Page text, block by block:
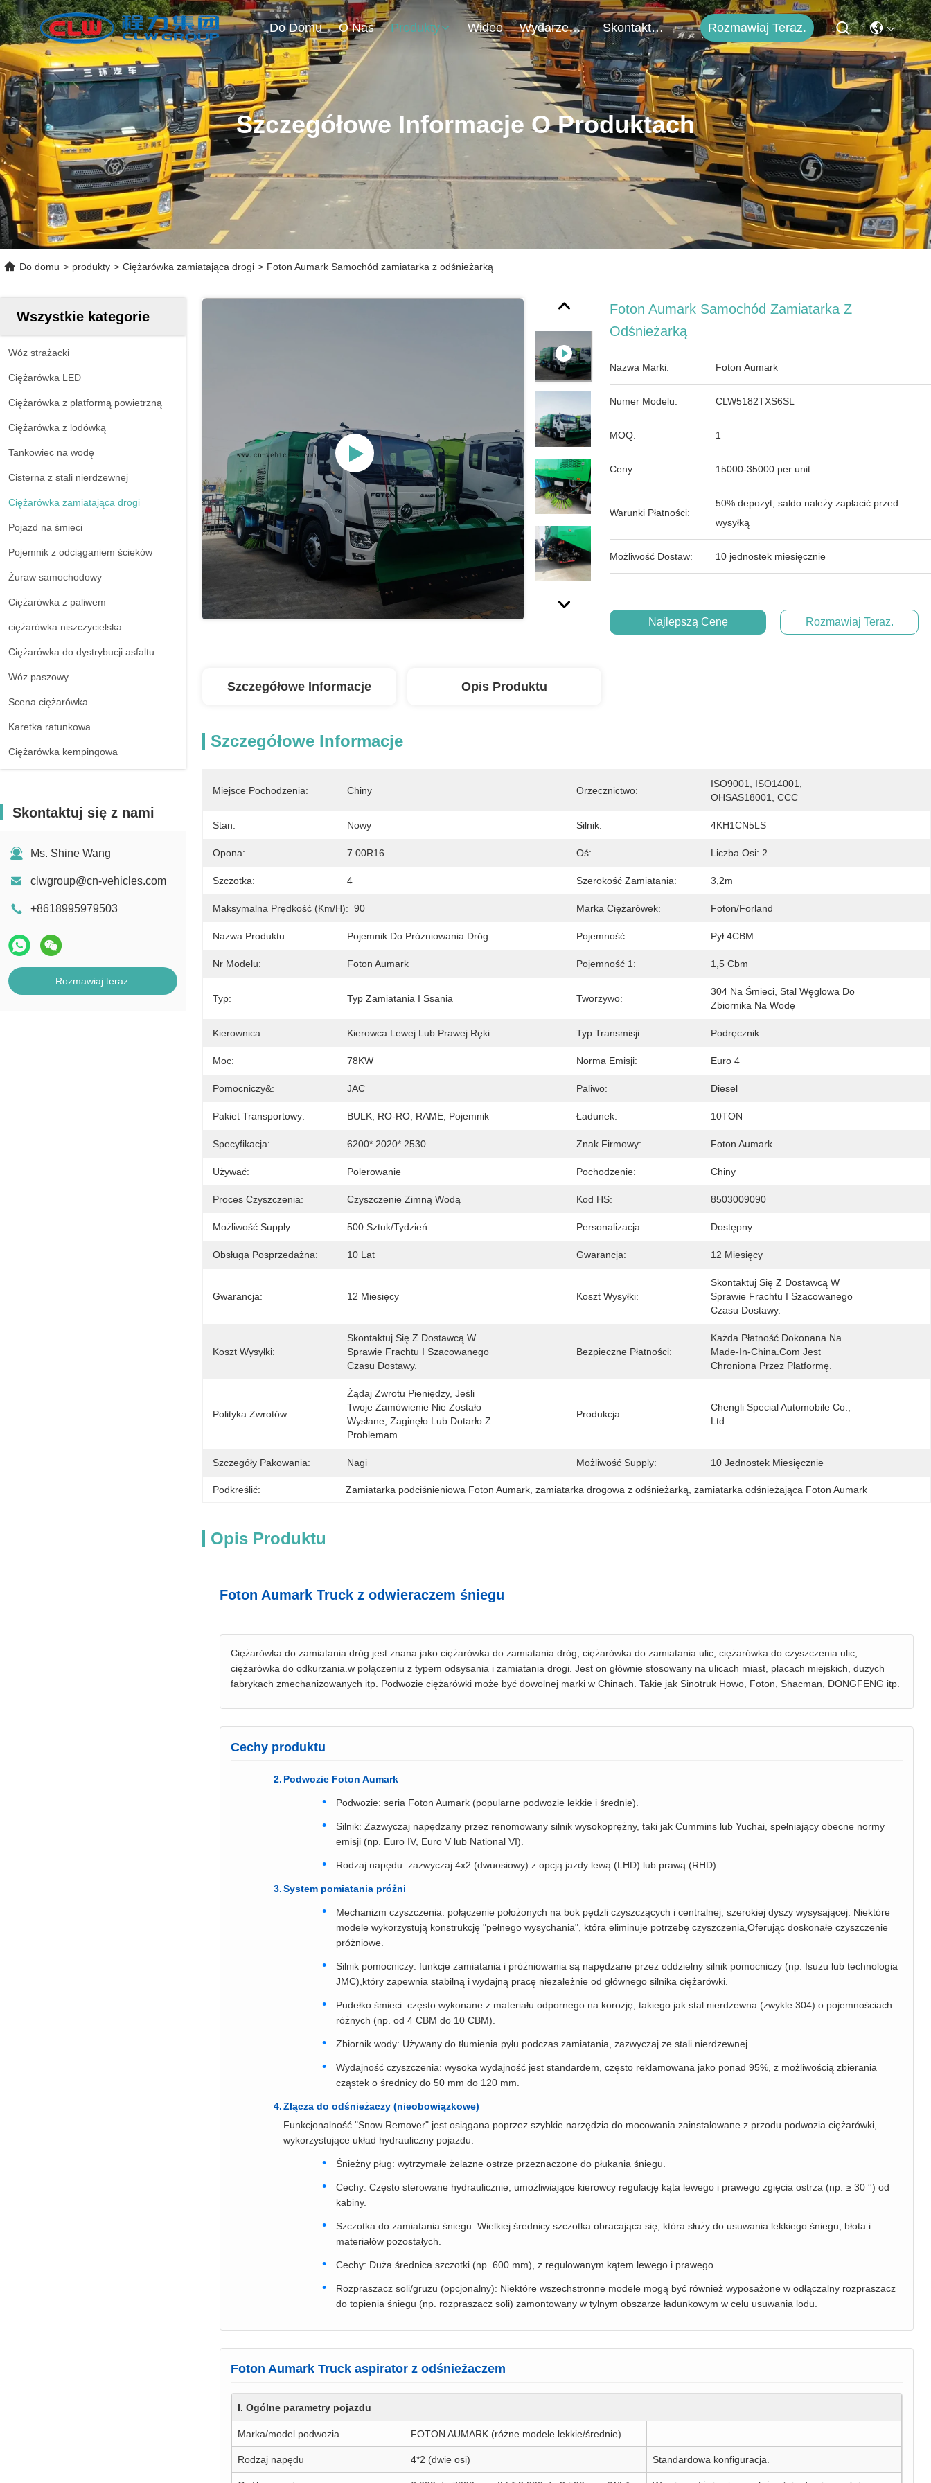
Do Domu O Nas Produkty Wideo Wydarzenia Skontaktuj Się Z Nami Rozmawiaj Teraz.
Szczegółowe Informacje O Produktach
Do domu > produkty > Ciężarówka zamiatająca drogi > Foton Aumark Samochód zamiatarka z odśnieżarką
Wszystkie kategorie
Wóz strażacki
Ciężarówka LED
Ciężarówka z platformą powietrzną
Ciężarówka z lodówką
Tankowiec na wodę
Cisterna z stali nierdzewnej
Ciężarówka zamiatająca drogi
Pojazd na śmieci
Pojemnik z odciąganiem ścieków
Żuraw samochodowy
Ciężarówka z paliwem
ciężarówka niszczycielska
Ciężarówka do dystrybucji asfaltu
Wóz paszowy
Scena ciężarówka
Karetka ratunkowa
Ciężarówka kempingowa
Skontaktuj się z nami
Ms. Shine Wang
clwgroup@cn-vehicles.com
+8618995979503
Rozmawiaj teraz.
Foton Aumark Samochód Zamiatarka Z
Odśnieżarką
Nazwa Marki: Foton Aumark
Numer Modelu: CLW5182TXS6SL
MOQ: 1
Ceny: 15000-35000 per unit
Warunki Płatności:
50% depozyt, saldo należy zapłacić przed
wysyłką
Możliwość Dostaw: 10 jednostek miesięcznie
Najlepszą Cenę Rozmawiaj Teraz.
Szczegółowe Informacje Opis Produktu
Szczegółowe Informacje
Miejsce Pochodzenia: Chiny Orzecznictwo:
ISO9001, ISO14001,
OHSAS18001, CCC
Stan: Nowy Silnik: 4KH1CN5LS
Opona: 7.00R16 Oś: Liczba Osi: 2
Szczotka: 4 Szerokość Zamiatania: 3,2m
Maksymalna Prędkość (km/h): 90 Marka Ciężarówek: Foton/Forland
Nazwa Produktu: Pojemnik Do Próżniowania Dróg Pojemność: Pył 4CBM
Nr Modelu: Foton Aumark Pojemność 1: 1,5 Cbm
Typ: Typ Zamiatania I Ssania Tworzywo:
304 Na Śmieci, Stal Węglowa Do
Zbiornika Na Wodę
Kierownica: Kierowca Lewej Lub Prawej Ręki Typ Transmisji: Podręcznik
Moc: 78KW Norma Emisji: Euro 4
Pomocniczy&: JAC Paliwo: Diesel
Pakiet Transportowy: BULK, RO-RO, RAME, Pojemnik Ładunek: 10TON
Specyfikacja: 6200* 2020* 2530 Znak Firmowy: Foton Aumark
Używać: Polerowanie Pochodzenie: Chiny
Proces Czyszczenia: Czyszczenie Zimną Wodą Kod HS: 8503009090
Możliwość Supply: 500 Sztuk/tydzień Personalizacja: Dostępny
Obsługa Posprzedażna: 10 Lat Gwarancja: 12 Miesięcy
Gwarancja: 12 Miesięcy Koszt Wysyłki:
Skontaktuj Się Z Dostawcą W
Sprawie Frachtu I Szacowanego
Czasu Dostawy.
Koszt Wysyłki:
Skontaktuj Się Z Dostawcą W
Sprawie Frachtu I Szacowanego
Czasu Dostawy.
Bezpieczne Płatności:
Każda Płatność Dokonana Na
Made-In-China.com Jest
Chroniona Przez Platformę.
Polityka Zwrotów:
Żądaj Zwrotu Pieniędzy, Jeśli
Twoje Zamówienie Nie Zostało
Wysłane, Zaginęło Lub Dotarło Z
Problemam
Produkcja:
Chengli Special Automobile Co.,
Ltd
Szczegóły Pakowania: Nagi Możliwość Supply: 10 Jednostek Miesięcznie
Podkreślić: Zamiatarka podciśnieniowa Foton Aumark zamiatarka drogowa z odśnieżarką zamiatarka odśnieżająca Foton Aumark
Opis Produktu
Foton Aumark Truck z odwieraczem śniegu
Ciężarówka do zamiatania dróg jest znana jako ciężarówka do zamiatania dróg, ciężarówka do zamiatania ulic, ciężarówka do czyszczenia ulic,
ciężarówka do odkurzania.w połączeniu z typem odsysania i zamiatania drogi. Jest on głównie stosowany na ulicach miast, placach miejskich, dużych
fabrykach zmechanizowanych itp. Podwozie ciężarówki może być dowolnej marki w Chinach. Takie jak Sinotruk Howo, Foton, Shacman, DONGFENG itp.
Cechy produktu
Podwozie Foton Aumark
Podwozie: seria Foton Aumark (popularne podwozie lekkie i średnie).
Silnik: Zazwyczaj napędzany przez renomowany silnik wysokoprężny, taki jak Cummins lub Yuchai, spełniający obecne normy
emisji (np. Euro IV, Euro V lub National VI).
Rodzaj napędu: zazwyczaj 4x2 (dwuosiowy) z opcją jazdy lewą (LHD) lub prawą (RHD).
System pomiatania próżni
Mechanizm czyszczenia: połączenie położonych na bok pędzli czyszczących i centralnej, szerokiej dyszy wysysającej. Niektóre
modele wykorzystują konstrukcję "pełnego wysychania", która eliminuje potrzebę czyszczenia,Oferując doskonałe czyszczenie
próżniowe.
Silnik pomocniczy: funkcje zamiatania i próżniowania są napędzane przez oddzielny silnik pomocniczy (np. Isuzu lub technologia
JMC),który zapewnia stabilną i wydajną pracę niezależnie od głównego silnika ciężarówki.
Pudełko śmieci: często wykonane z materiału odpornego na korozję, takiego jak stal nierdzewna (zwykle 304) o pojemnościach
różnych (np. od 4 CBM do 10 CBM).
Zbiornik wody: Używany do tłumienia pyłu podczas zamiatania, zazwyczaj ze stali nierdzewnej.
Wydajność czyszczenia: wysoka wydajność jest standardem, często reklamowana jako ponad 95%, z możliwością zbierania
cząstek o średnicy do 50 mm do 120 mm.
Złącza do odśnieżaczy (nieobowiązkowe)
Funkcjonalność "Snow Remover" jest osiągana poprzez szybkie narzędzia do mocowania zainstalowane z przodu podwozia ciężarówki,
wykorzystujące układ hydrauliczny pojazdu.
Śnieżny pług: wytrzymałe żelazne ostrze przeznaczone do płukania śniegu.
Cechy: Często sterowane hydraulicznie, umożliwiające kierowcy regulację kąta lewego i prawego zgięcia ostrza (np. ≥ 30 ′′) od
kabiny.
Szczotka do zamiatania śniegu: Wielkiej średnicy szczotka obracająca się, która służy do usuwania lekkiego śniegu, błota i
materiałów pozostałych.
Cechy: Duża średnica szczotki (np. 600 mm), z regulowanym kątem lewego i prawego.
Rozpraszacz soli/gruzu (opcjonalny): Niektóre wszechstronne modele mogą być również wyposażone w odłączalny rozpraszacz
do topienia śniegu (np. rozpraszacz soli) zamontowany w tylnym obszarze ładunkowym w celu usuwania lodu.
Foton Aumark Truck aspirator z odśnieżaczem
I. Ogólne parametry pojazdu
Marka/model podwozia FOTON AUMARK (różne modele lekkie/średnie)
Rodzaj napędu 4*2 (dwie osi) Standardowa konfiguracja.